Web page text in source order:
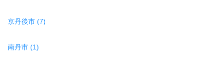
京丹後市 (7)
南丹市 (1)